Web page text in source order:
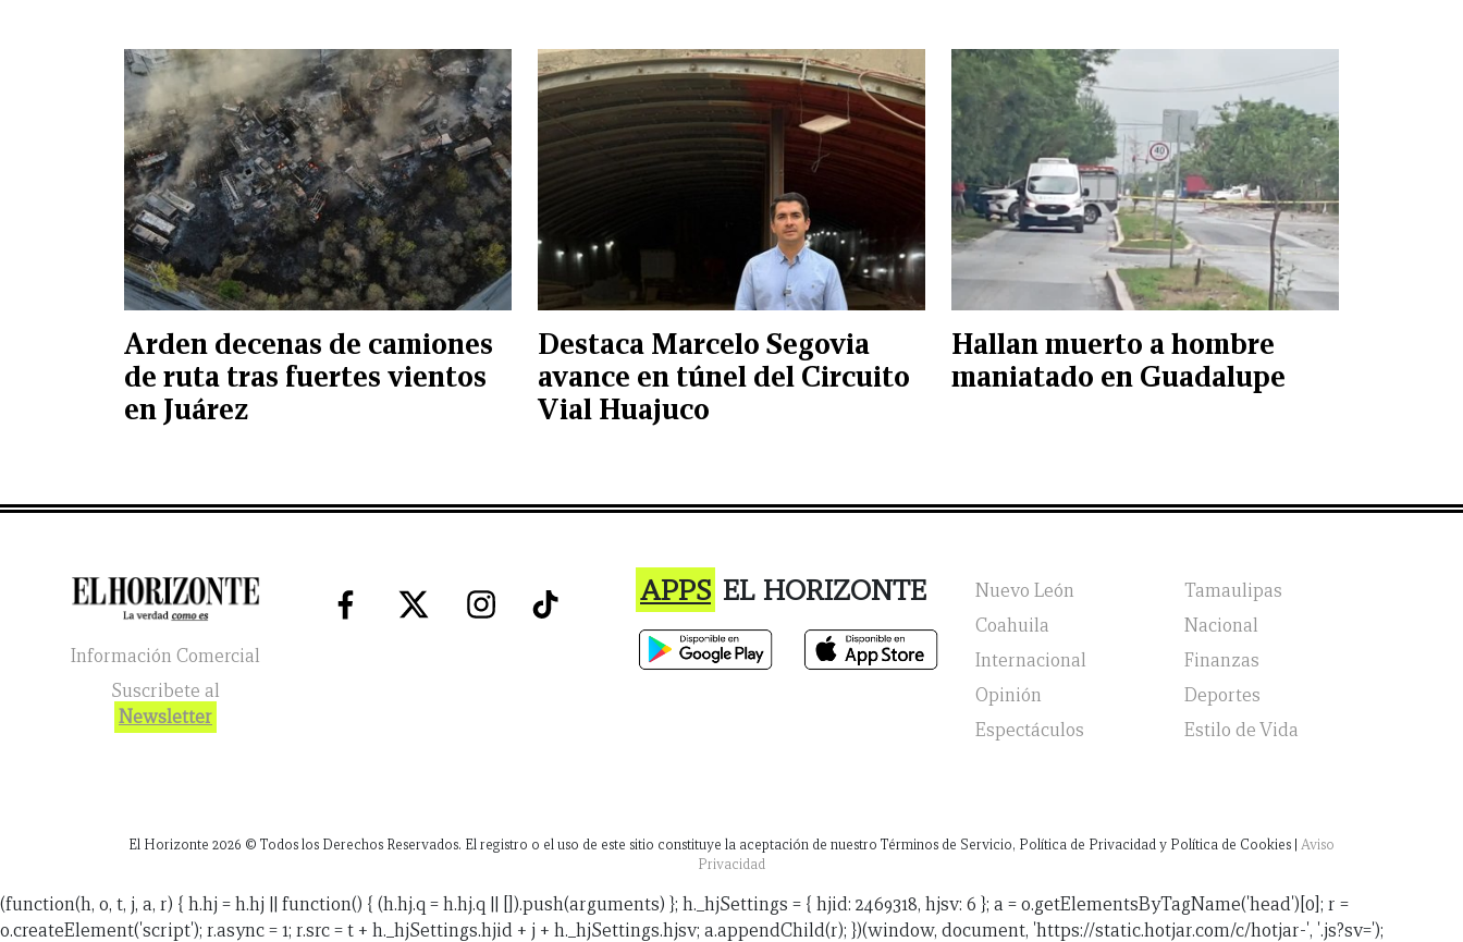
Arden decenas de camiones
de ruta tras fuertes vientos
en Juárez
Destaca Marcelo Segovia
avance en túnel del Circuito
Vial Huajuco
Hallan muerto a hombre
maniatado en Guadalupe
Información Comercial
Suscribete al
Newsletter
APPS EL HORIZONTE Nuevo León
Tamaulipas
Coahuila
Nacional
Internacional
Finanzas
Opinión
Deportes
Espectáculos
Estilo de Vida
El Horizonte 2026 © Todos los Derechos Reservados. El registro o el uso de este sitio constituye la aceptación de nuestro Términos de Servicio, Política de Privacidad y Política de Cookies | Aviso
Privacidad
(function(h, o, t, j, a, r) { h.hj = h.hj || function() { (h.hj.q = h.hj.q || []).push(arguments) }; h._hjSettings = { hjid: 2469318, hjsv: 6 }; a = o.getElementsByTagName('head')[0]; r =
o.createElement('script'); r.async = 1; r.src = t + h._hjSettings.hjid + j + h._hjSettings.hjsv; a.appendChild(r); })(window, document, 'https://static.hotjar.com/c/hotjar-', '.js?sv=');